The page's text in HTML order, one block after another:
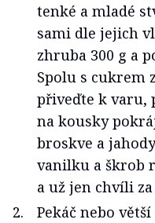
tenké a mladé
sami dle jejich
zhruba 300 g a
Spolu s cukrem
přiveďte k varu,
na kousky
broskve a
vanilku a škrob
a už jen chvíli
Pekáč nebo